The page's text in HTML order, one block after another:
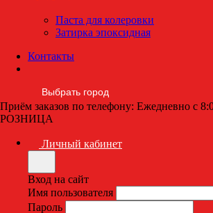
Паста для колеровки
Затирка эпоксидная
Контакты
Выбрать город
Приём заказов по телефону: Ежедневно с
РОЗНИЦА
Личный кабинет
Вход на сайт
Имя пользователя
Пароль